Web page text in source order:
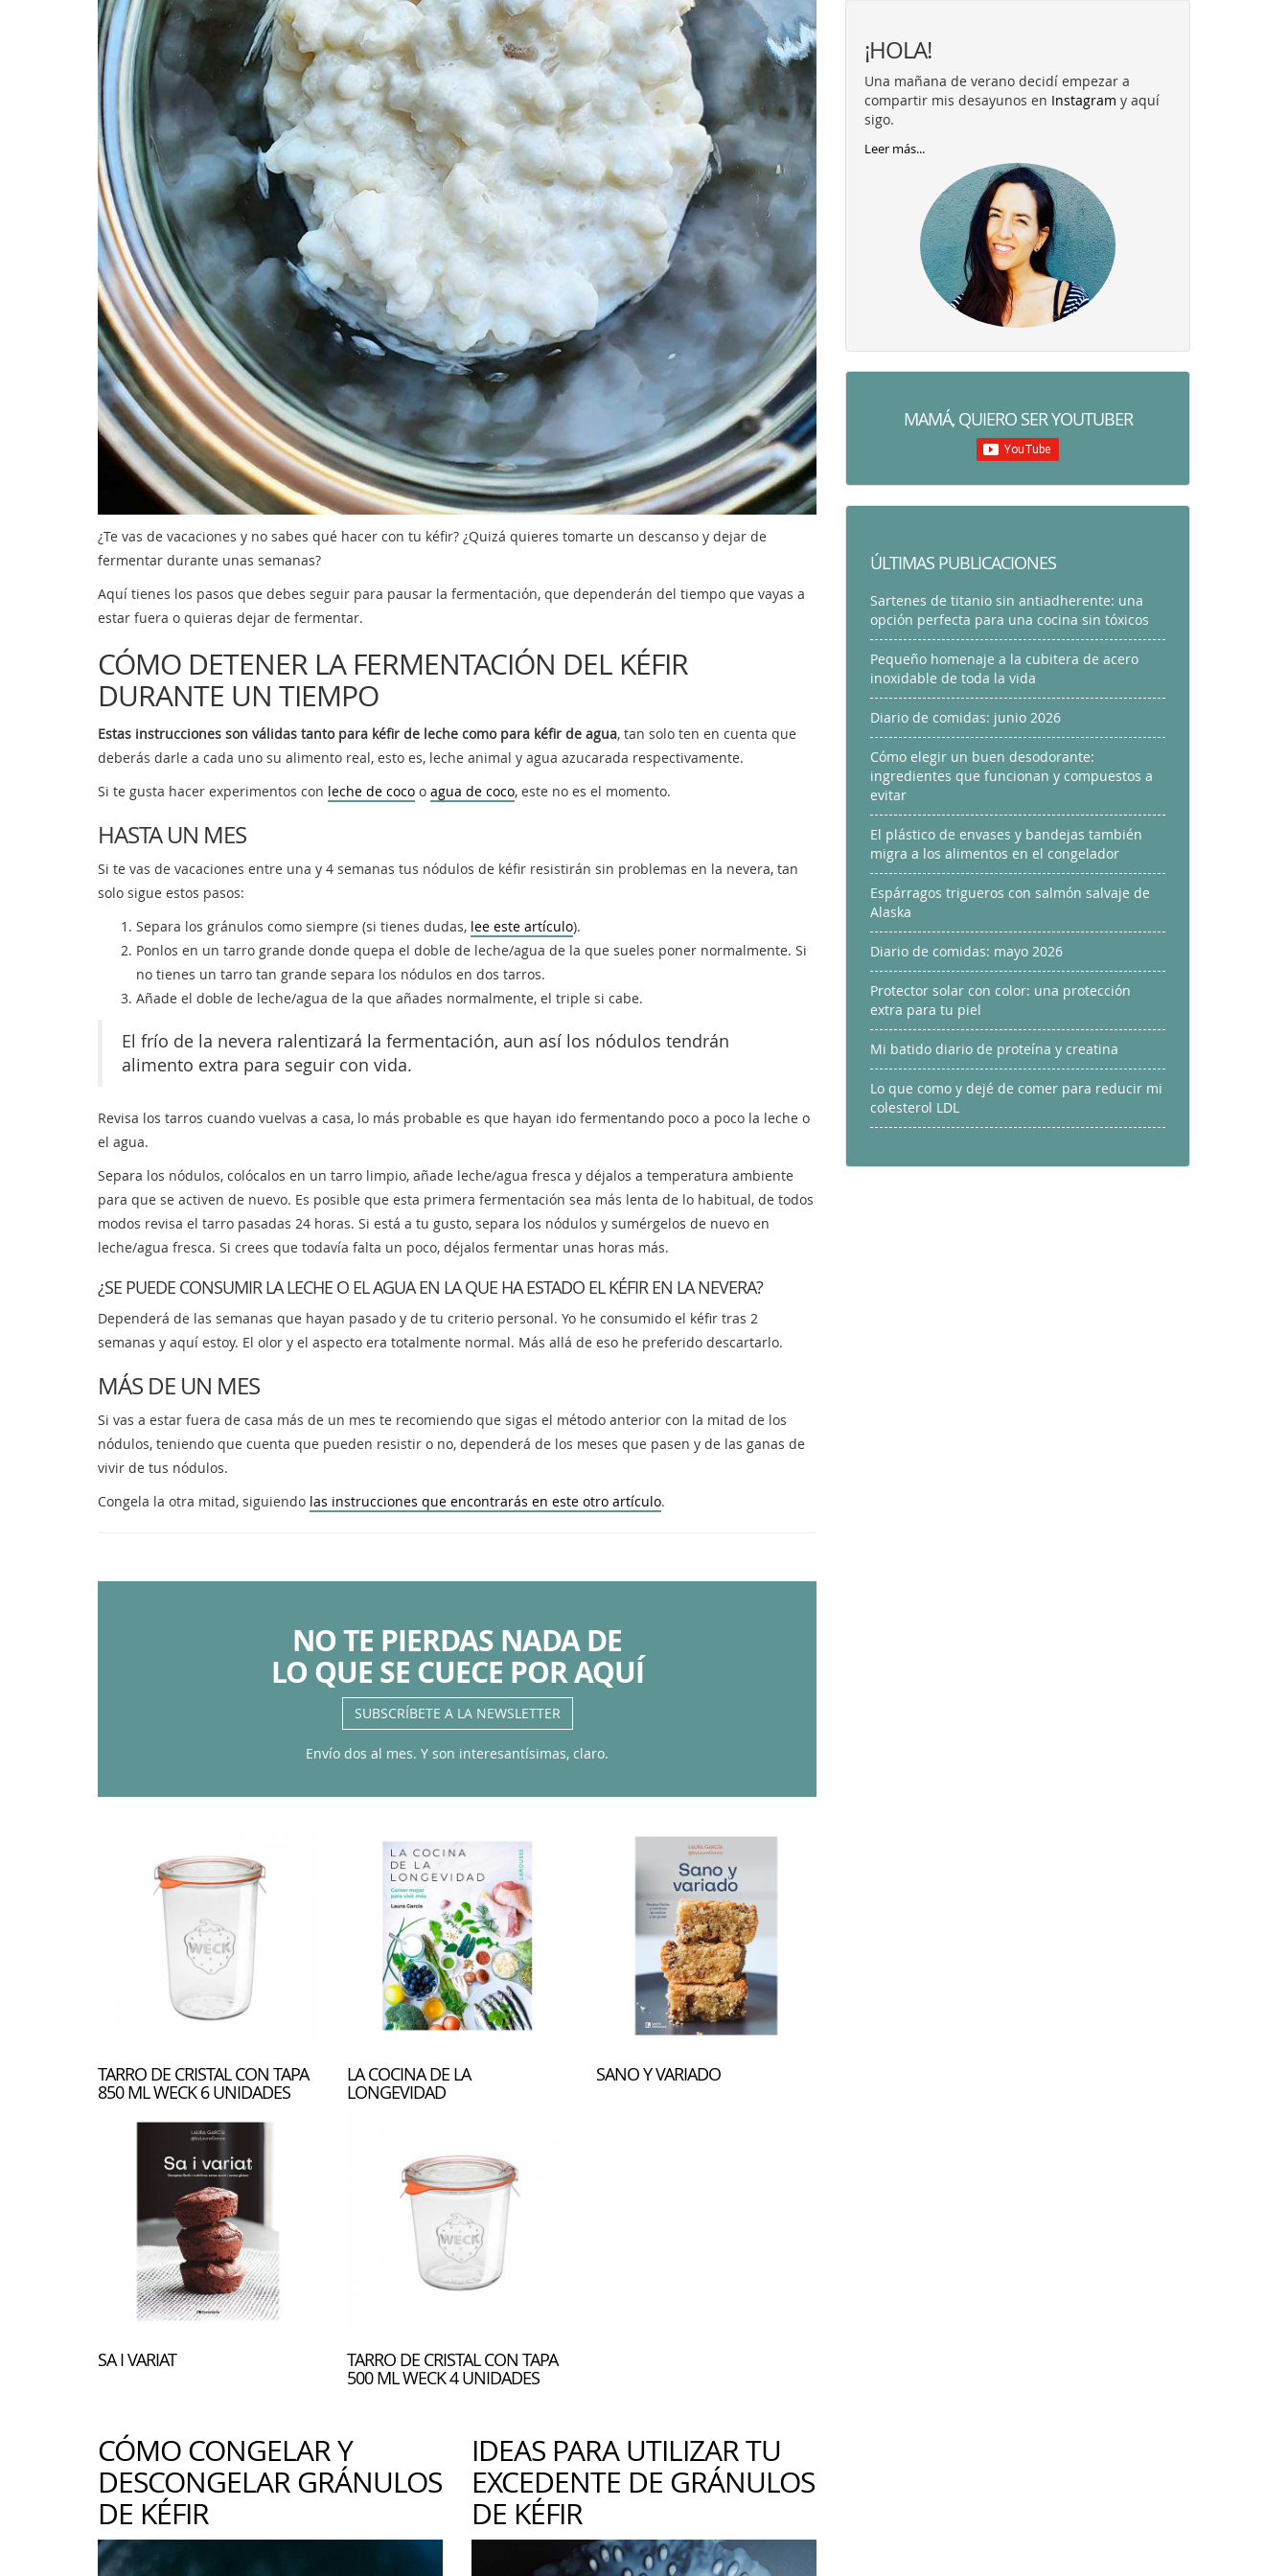
¿Te vas de vacaciones y no sabes qué hacer con tu kéfir? ¿Quizá quieres tomarte un descanso y dejar de
fermentar durante unas semanas?
Aquí tienes los pasos que debes seguir para pausar la fermentación, que dependerán del tiempo que vayas a
estar fuera o quieras dejar de fermentar.
CÓMO DETENER LA FERMENTACIÓN DEL KÉFIR
DURANTE UN TIEMPO
Estas instrucciones son válidas tanto para kéfir de leche como para kéfir de agua, tan solo ten en cuenta que
deberás darle a cada uno su alimento real, esto es, leche animal y agua azucarada respectivamente.
Si te gusta hacer experimentos con leche de coco o agua de coco, este no es el momento.
HASTA UN MES
Si te vas de vacaciones entre una y 4 semanas tus nódulos de kéfir resistirán sin problemas en la nevera, tan
solo sigue estos pasos:
Separa los gránulos como siempre (si tienes dudas, lee este artículo).
Ponlos en un tarro grande donde quepa el doble de leche/agua de la que sueles poner normalmente. Si
no tienes un tarro tan grande separa los nódulos en dos tarros.
Añade el doble de leche/agua de la que añades normalmente, el triple si cabe.
El frío de la nevera ralentizará la fermentación, aun así los nódulos tendrán
alimento extra para seguir con vida.
Revisa los tarros cuando vuelvas a casa, lo más probable es que hayan ido fermentando poco a poco la leche o
el agua.
Separa los nódulos, colócalos en un tarro limpio, añade leche/agua fresca y déjalos a temperatura ambiente
para que se activen de nuevo. Es posible que esta primera fermentación sea más lenta de lo habitual, de todos
modos revisa el tarro pasadas 24 horas. Si está a tu gusto, separa los nódulos y sumérgelos de nuevo en
leche/agua fresca. Si crees que todavía falta un poco, déjalos fermentar unas horas más.
¿SE PUEDE CONSUMIR LA LECHE O EL AGUA EN LA QUE HA ESTADO EL KÉFIR EN LA NEVERA?
Dependerá de las semanas que hayan pasado y de tu criterio personal. Yo he consumido el kéfir tras 2
semanas y aquí estoy. El olor y el aspecto era totalmente normal. Más allá de eso he preferido descartarlo.
MÁS DE UN MES
Si vas a estar fuera de casa más de un mes te recomiendo que sigas el método anterior con la mitad de los
nódulos, teniendo que cuenta que pueden resistir o no, dependerá de los meses que pasen y de las ganas de
vivir de tus nódulos.
Congela la otra mitad, siguiendo las instrucciones que encontrarás en este otro artículo.
NO TE PIERDAS NADA DE
LO QUE SE CUECE POR AQUÍ
SUBSCRÍBETE A LA NEWSLETTER
Envío dos al mes. Y son interesantísimas, claro.
TARRO DE CRISTAL CON TAPA
850 ML WECK 6 UNIDADES
LA COCINA DE LA
LONGEVIDAD
SANO Y VARIADO
SA I VARIAT TARRO DE CRISTAL CON TAPA
500 ML WECK 4 UNIDADES
CÓMO CONGELAR Y
DESCONGELAR GRÁNULOS
DE KÉFIR
IDEAS PARA UTILIZAR TU
EXCEDENTE DE GRÁNULOS
DE KÉFIR
¡HOLA!
Una mañana de verano decidí empezar a
compartir mis desayunos en Instagram y aquí
sigo.
Leer más...
MAMÁ, QUIERO SER YOUTUBER
ÚLTIMAS PUBLICACIONES
Sartenes de titanio sin antiadherente: una
opción perfecta para una cocina sin tóxicos
Pequeño homenaje a la cubitera de acero
inoxidable de toda la vida
Diario de comidas: junio 2026
Cómo elegir un buen desodorante:
ingredientes que funcionan y compuestos a
evitar
El plástico de envases y bandejas también
migra a los alimentos en el congelador
Espárragos trigueros con salmón salvaje de
Alaska
Diario de comidas: mayo 2026
Protector solar con color: una protección
extra para tu piel
Mi batido diario de proteína y creatina
Lo que como y dejé de comer para reducir mi
colesterol LDL